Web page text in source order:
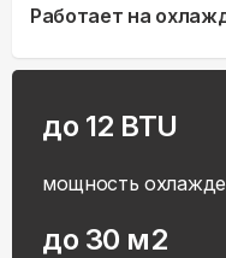
Работает на
до 12 BTU
мощность
до 30 м2